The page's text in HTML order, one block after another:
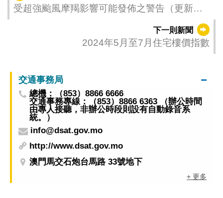
受超強颱風摩羯影響可能發佈之警告（更新時
下一則新聞
2024年5月至7月住宅樓價指數
交通事務局
總機：（853）8866 6666
交通事務專線：（853）8866 6363 （辦公時間
由專人接聽，非辦公時段則設有自動錄音系
統。）
info@dsat.gov.mo
http://www.dsat.gov.mo
澳門馬交石炮台馬路 33號地下
+ 更多